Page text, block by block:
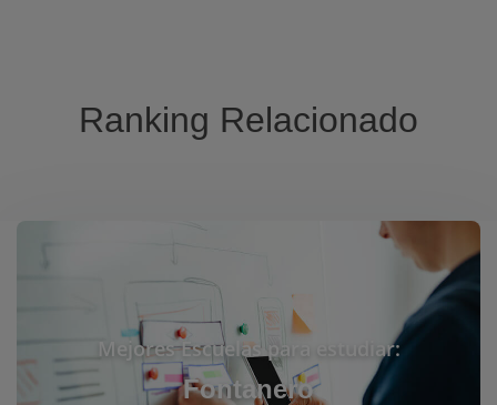
Ranking Relacionado
Mejores Escuelas para estudiar:
Fontanero